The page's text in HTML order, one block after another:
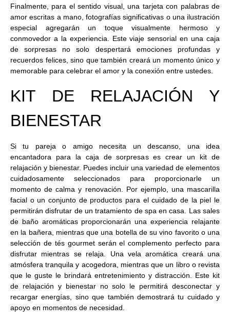
Finalmente, para el sentido visual, una tarjeta con palabras de
amor escritas a mano, fotografías significativas o una ilustración
especial agregarán un toque visualmente hermoso y
conmovedor a la experiencia. Este viaje sensorial en una caja
de sorpresas no solo despertará emociones profundas y
recuerdos felices, sino que también creará un momento único y
memorable para celebrar el amor y la conexión entre ustedes.
KIT DE RELAJACIÓN Y
BIENESTAR
Si tu pareja o amigo necesita un descanso, una idea
encantadora para la caja de sorpresas es crear un kit de
relajación y bienestar. Puedes incluir una variedad de elementos
cuidadosamente seleccionados para proporcionarle un
momento de calma y renovación. Por ejemplo, una mascarilla
facial o un conjunto de productos para el cuidado de la piel le
permitirán disfrutar de un tratamiento de spa en casa. Las sales
de baño aromáticas proporcionarán una experiencia relajante
en la bañera, mientras que una botella de su vino favorito o una
selección de tés gourmet serán el complemento perfecto para
disfrutar mientras se relaja. Una vela aromática creará una
atmósfera tranquila y acogedora, mientras que un libro o revista
que le guste le brindará entretenimiento y distracción. Este kit
de relajación y bienestar no solo le permitirá desconectar y
recargar energías, sino que también demostrará tu cuidado y
apoyo en momentos de necesidad.